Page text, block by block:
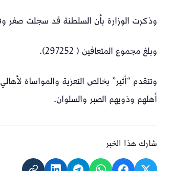
وذكرت الوزارة بأن السلطنة قد سجلت صفر
وبلغ مجموع المتعافين ( 297252).
وتتقدم “أثير” بخالص التعزية والمواساة
أهلهم وذويهم الصبر والسلوان.
شارك هذا الخبر